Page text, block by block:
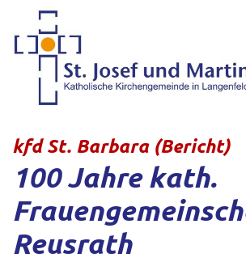
Zum Inhalt springen
kfd St. Barbara (Bericht):
100 Jahre kath.
Reusrath